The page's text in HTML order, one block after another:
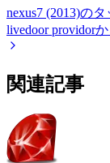
nexus7 (2013)の
livedoor providor
関連記事